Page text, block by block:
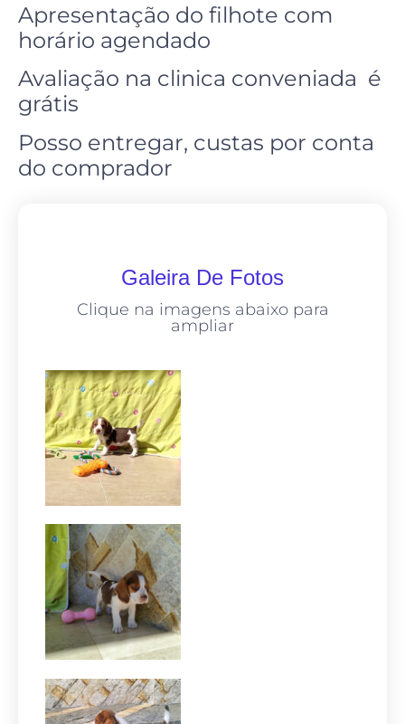
Apresentação do filhote com
horário agendado
Avaliação na clinica conveniada é
grátis
Posso entregar, custas por conta
do comprador
Galeira De Fotos
Clique na imagens abaixo para
ampliar